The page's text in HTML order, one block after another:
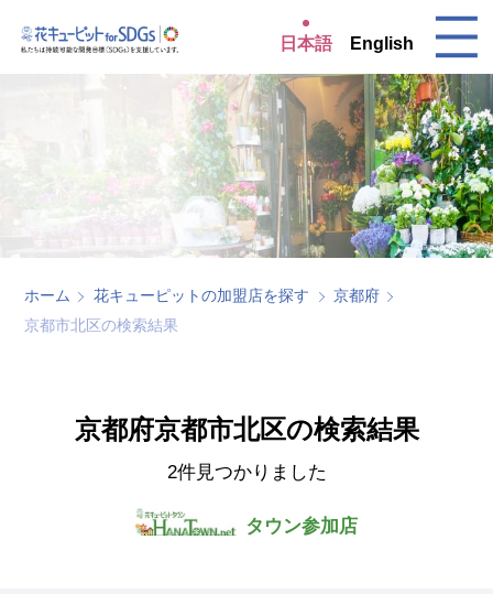
日本語 English
ホーム 花キューピットの加盟店を探す
京都府
京都市北区の検索結果
京都府京都市北区の検索結果
2件見つかりました
タウン参加店